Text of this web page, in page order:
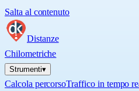
Salta al contenuto
Distanze
Chilometriche
Strumenti▾
Calcola percorsoTraffico in tempo